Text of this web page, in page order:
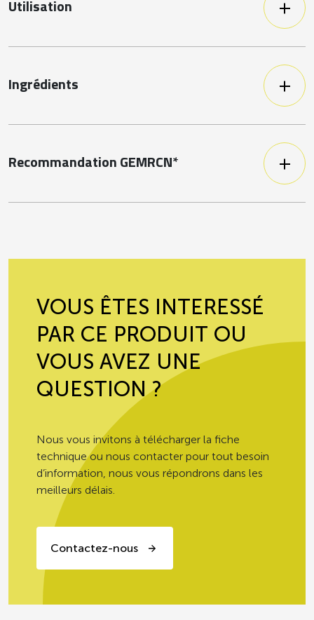
Utilisation
toute l'année ! (*comme la plupart des
Ingrédients
Recommandation GEMRCN*
120g
Enfants en classe
élémentaire
100g
Adolescents, adultes et
personnes âgées si portage
Personnes âgées en
institution
150g
PRODUITS PRÊTS À CONSOMMER,
EN GRAMMES (± 10%)
Selon les recommandations, les
consommation sur 20 repas
consécutifs de 10/20 minimum (hors
personnes âgées en institution pour les
VOUS ÊTES INTERESSÉ
PAR CE PRODUIT OU
VOUS AVEZ UNE
QUESTION ?
Nous vous invitons à télécharger la fiche
technique ou nous contacter pour tout besoin
d’information, nous vous répondrons dans les
meilleurs délais.
Contactez-nous